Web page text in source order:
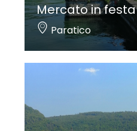
Mercato in festa
Paratico